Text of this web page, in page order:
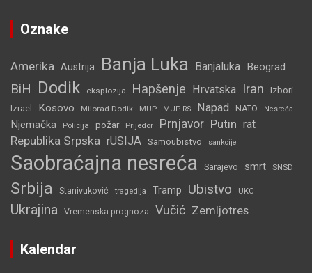
Oznake
Amerika Austrija Banja Luka Banjaluka Beograd
BiH Dodik eksplozija Hapšenje Hrvatska Iran Izbori
Izrael Kosovo Milorad Dodik MUP MUP RS Napad NATO Nesreća
Njemačka Policija požar Prijedor Prnjavor Putin rat
Republika Srpska rUSIJA Samoubistvo sankcije
Saobraćajna nesreća Sarajevo smrt SNSD
Srbija Stanivuković tragedija Tramp Ubistvo UKC
Ukrajina Vremenska prognoza Vučić Zemljotres
Kalendar